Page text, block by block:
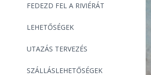
FEDEZD FEL A RIVIÉRÁT
LEHETŐSÉGEK
UTAZÁS TERVEZÉS
SZÁLLÁSLEHETŐSÉGEK